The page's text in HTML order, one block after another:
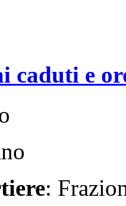
caduti e
: